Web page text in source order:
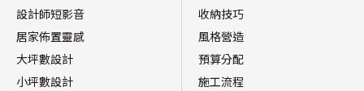
設計師短影音
居家佈置靈感
大坪數設計
小坪數設計
收納技巧
風格營造
預算分配
施工流程